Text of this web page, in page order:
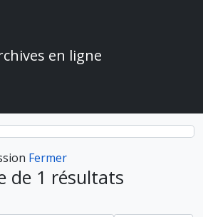
en ligne
Fermer
de 1 résultats